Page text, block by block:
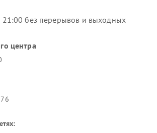
без перерывов и выходных
центра